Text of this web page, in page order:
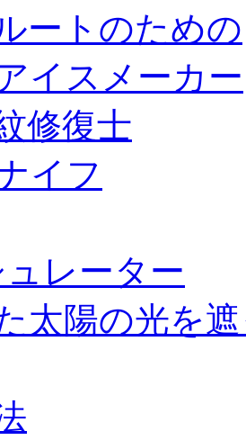
ートのための
イスメーカー
修復士
イフ
レーター
太陽の光を